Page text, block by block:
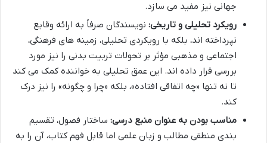
جهانی نیز مفید می سازد.
رویکرد تحلیلی و تاریخی: نویسندگان صرفاً به ارائه وقایع
نپرداخته اند، بلکه با رویکردی تحلیلی، زمینه های فرهنگی،
اجتماعی و مذهبی مؤثر بر تحولات تربیت بدنی را نیز مورد
بررسی قرار داده اند. این عمق تحلیلی به خواننده کمک می کند
تا نه تنها «چه اتفاقی افتاده»، بلکه «چرا و چگونه» را نیز درک
کند.
مناسب بودن به عنوان منبع درسی: ساختار فصول، تقسیم
بندی منطقی مطالب و زبان علمی اما قابل فهم کتاب، آن را به